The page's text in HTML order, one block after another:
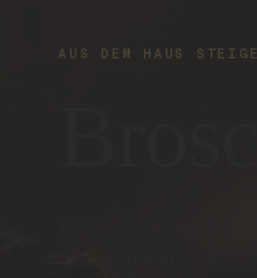
AUS DEM HAUS
Zu den
vermutlich eine der